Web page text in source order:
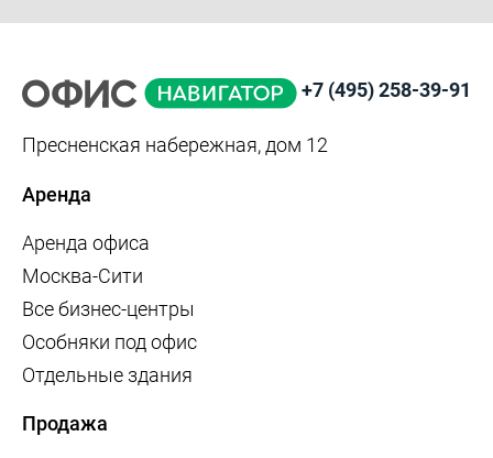
+7 (495) 258-39-91
Пресненская набережная, дом 12
Аренда
Аренда офиса
Москва-Сити
Все бизнес-центры
Особняки под офис
Отдельные здания
Продажа